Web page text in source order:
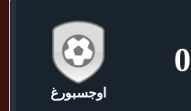
0
اوجسبورغ